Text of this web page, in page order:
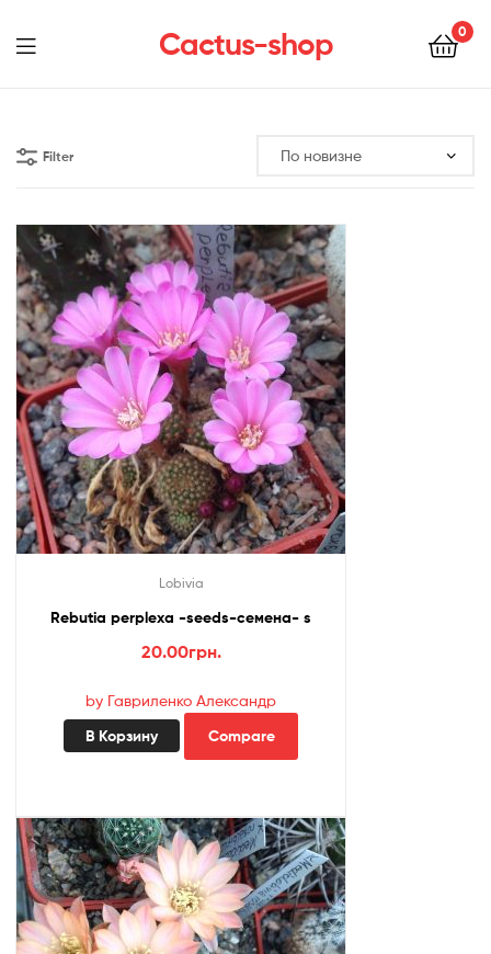
Cactus-shop 0
Menu
Filter
Lobivia
Rebutia perplexa -seeds-семена- s
20.00грн.
by Гавриленко Александр
В Корзину Compare